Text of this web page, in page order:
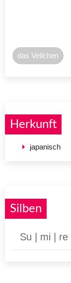
das Veilchen
Herkunft
japanisch
Silben
Su | mi | re